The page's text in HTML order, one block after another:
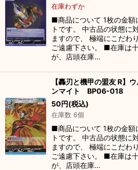
在庫わずか
■商品について 1枚の金額
トです。 中古品の状態に
ますので、 極端にこだわ
ご遠慮下さい。 ■在庫は
が、店頭在庫…
【轟刃と機甲の盟友 R】
ンマイト BP06-018
50円(税込)
在庫数 6個
■商品について 1枚の金額
トです。 中古品の状態に
ますので、 極端にこだわ
ご遠慮下さい。 ■在庫は
が、店頭在庫…